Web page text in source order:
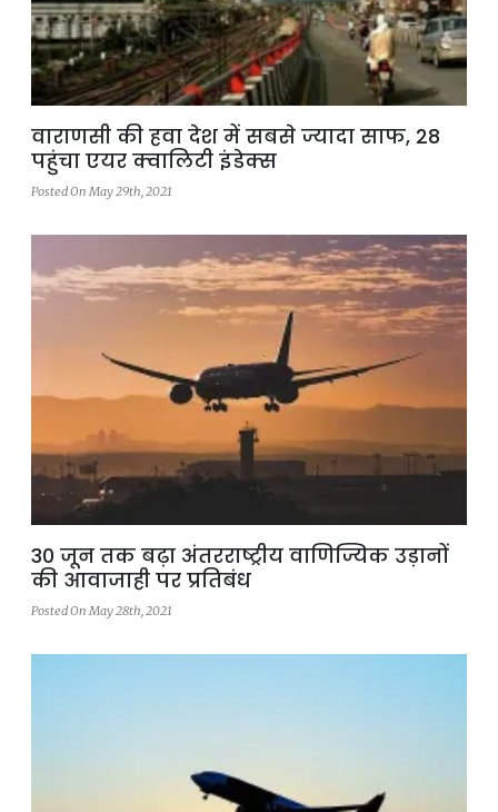
वाराणसी की हवा देश में सबसे ज्यादा साफ, 28
पहुंचा एयर क्वालिटी इंडेक्स
Posted On May 29th, 2021
30 जून तक बढ़ा अंतरराष्ट्रीय वाणिज्यिक उड़ानों
की आवाजाही पर प्रतिबंध
Posted On May 28th, 2021